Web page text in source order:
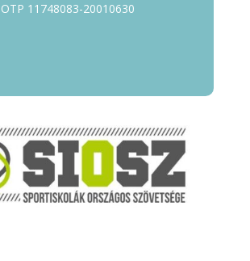
OTP 11748083-20010630